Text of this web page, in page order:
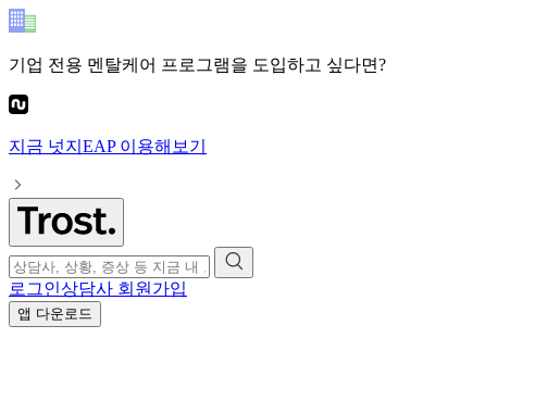
기업 전용 멘탈케어 프로그램을 도입하고 싶다면?
지금 넛지EAP이용해보기
로그인상담사 회원가입
앱 다운로드